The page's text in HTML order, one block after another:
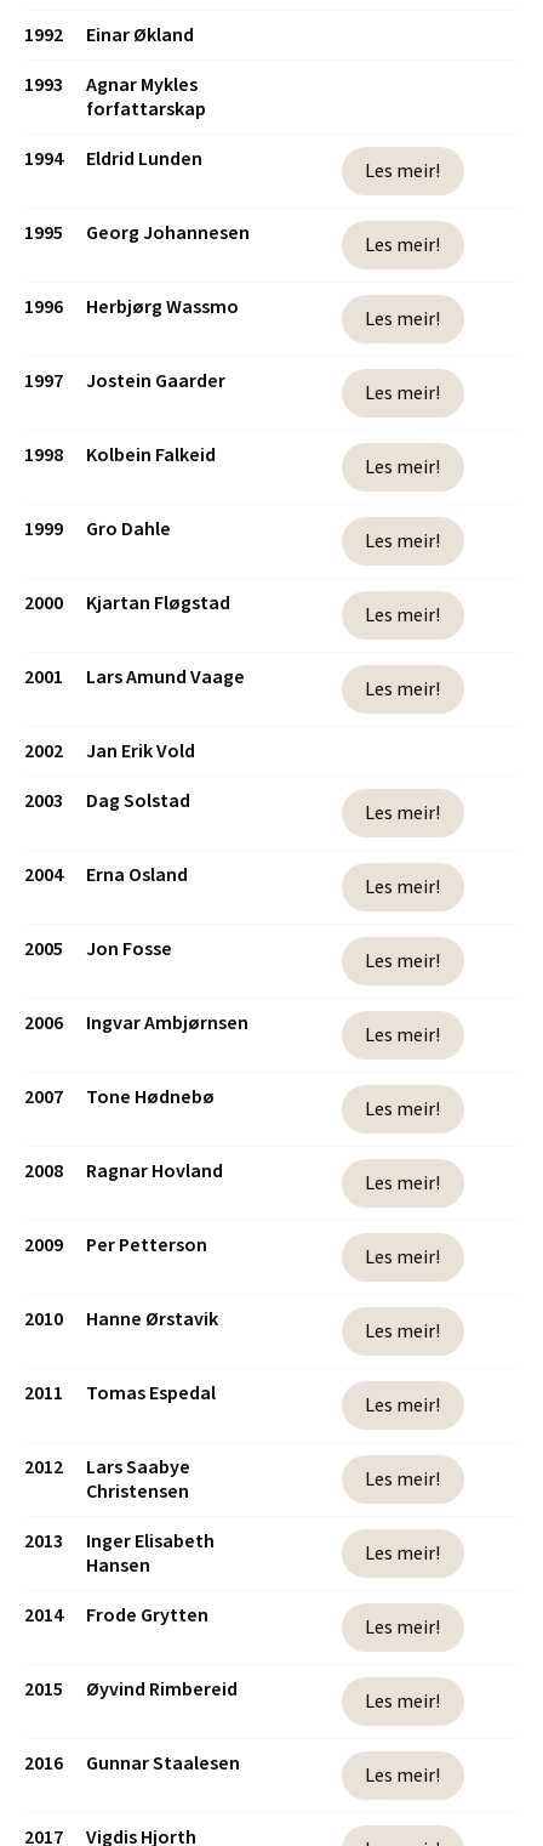
1992
Einar Økland
1993
Agnar Mykles
forfattarskap
1994
Eldrid Lunden Les meir!
1995 Georg Johannesen Les meir!
1996 Herbjørg Wassmo Les meir!
1997 Jostein Gaarder Les meir!
1998 Kolbein Falkeid Les meir!
1999 Gro Dahle Les meir!
2000 Kjartan Fløgstad Les meir!
2001 Lars Amund Vaage Les meir!
2002
Jan Erik Vold
2003
Dag Solstad Les meir!
2004 Erna Osland Les meir!
2005 Jon Fosse Les meir!
2006 Ingvar Ambjørnsen Les meir!
2007 Tone Hødnebø Les meir!
2008 Ragnar Hovland Les meir!
2009 Per Petterson Les meir!
2010 Hanne Ørstavik Les meir!
2011 Tomas Espedal Les meir!
2012
Lars Saabye
Christensen
Les meir!
2013
Inger Elisabeth
Hansen
Les meir!
2014 Frode Grytten Les meir!
2015 Øyvind Rimbereid Les meir!
2016 Gunnar Staalesen Les meir!
2017 Vigdis Hjorth